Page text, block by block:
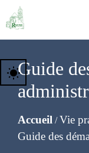
Guide
Accueil /Vie
Guide des
wb_sunny